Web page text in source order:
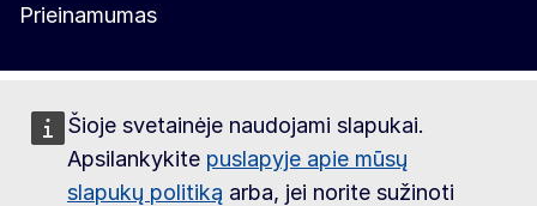
Šioje svetainėje naudojami slapukai.
Apsilankykite puslapyje apie mūsų
slapukų politiką arba, jei norite sužinoti
Prieinamumas